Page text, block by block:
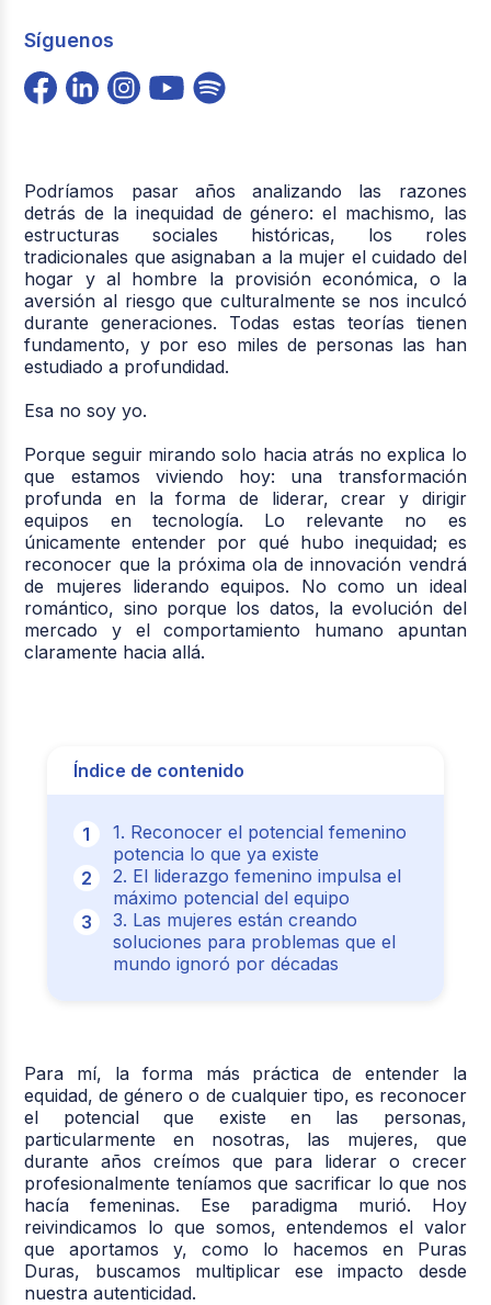
Síguenos
Podríamos pasar años analizando las razones
detrás de la inequidad de género: el machismo, las
estructuras sociales históricas, los roles
tradicionales que asignaban a la mujer el cuidado del
hogar y al hombre la provisión económica, o la
aversión al riesgo que culturalmente se nos inculcó
durante generaciones. Todas estas teorías tienen
fundamento, y por eso miles de personas las han
estudiado a profundidad.
Esa no soy yo.
Porque seguir mirando solo hacia atrás no explica lo
que estamos viviendo hoy: una transformación
profunda en la forma de liderar, crear y dirigir
equipos en tecnología. Lo relevante no es
únicamente entender por qué hubo inequidad; es
reconocer que la próxima ola de innovación vendrá
de mujeres liderando equipos. No como un ideal
romántico, sino porque los datos, la evolución del
mercado y el comportamiento humano apuntan
claramente hacia allá.
Índice de contenido
1. Reconocer el potencial femenino
potencia lo que ya existe
2. El liderazgo femenino impulsa el
máximo potencial del equipo
3. Las mujeres están creando
soluciones para problemas que el
mundo ignoró por décadas
Para mí, la forma más práctica de entender la
equidad, de género o de cualquier tipo, es reconocer
el potencial que existe en las personas,
particularmente en nosotras, las mujeres, que
durante años creímos que para liderar o crecer
profesionalmente teníamos que sacrificar lo que nos
hacía femeninas. Ese paradigma murió. Hoy
reivindicamos lo que somos, entendemos el valor
que aportamos y, como lo hacemos en Puras
Duras, buscamos multiplicar ese impacto desde
nuestra autenticidad.